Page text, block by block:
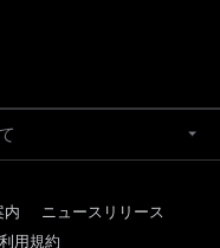
内
ニュースリリース
用規約